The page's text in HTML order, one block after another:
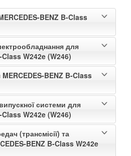
BENZ B-Class
для
W242e (W246)
BENZ B-Class
системи для
W242e (W246)
(трансмісії) та
BENZ B-Class W242e